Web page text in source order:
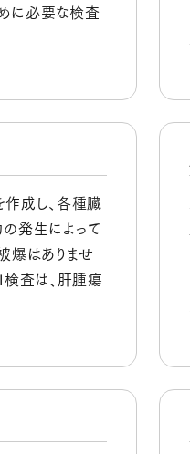
に必要な検査
成し、各種臓
発生によって
爆はありませ
査は、肝腫瘍